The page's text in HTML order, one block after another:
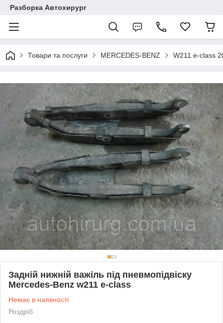
Разборка Автохирург
Товари та послуги MERCEDES-BENZ W211 e-class
Задній нижній важіль під пневмопідвіску
Mercedes-Benz w211 e-class
Немає в наявності
Роздріб